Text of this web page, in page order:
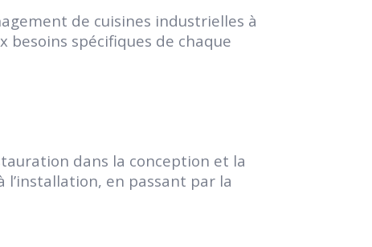
de cuisines industrielles à
spécifiques de chaque
dans la conception et la
en passant par la